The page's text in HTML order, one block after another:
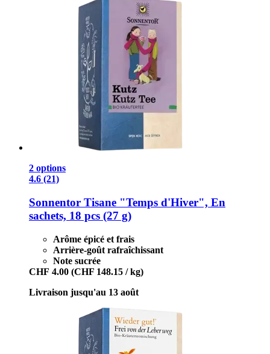
2 options
4.6 (21)
Sonnentor Tisane "Temps d'Hiver", En
sachets, 18 pcs (27 g)
Arôme épicé et frais
Arrière-goût rafraîchissant
Note sucrée
CHF 4.00 (CHF 148.15 / kg)
Livraison jusqu'au 13 août